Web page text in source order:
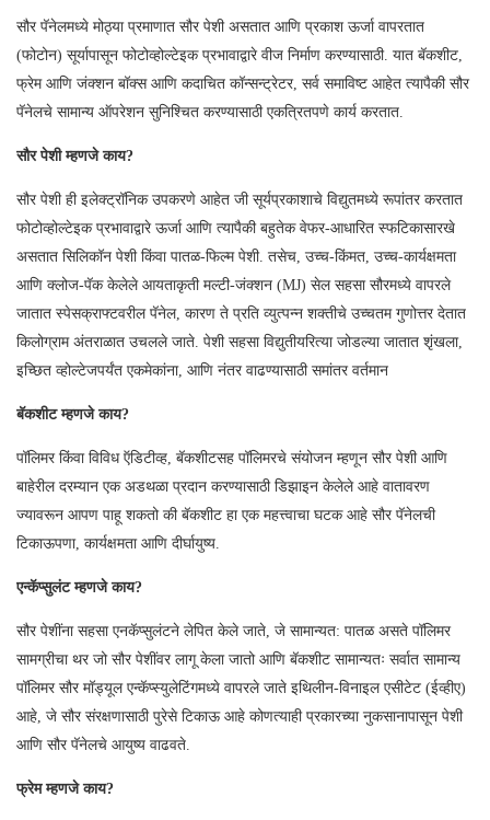
सौर पॅनेलमध्ये मोठ्या प्रमाणात सौर पेशी असतात आणि प्रकाश ऊर्जा वापरतात
(फोटोन) सूर्यापासून फोटोव्होल्टेइक प्रभावाद्वारे वीज निर्माण करण्यासाठी. यात बॅकशीट,
फ्रेम आणि जंक्शन बॉक्स आणि कदाचित कॉन्सन्ट्रेटर, सर्व समाविष्ट आहेत त्यापैकी सौर
पॅनेलचे सामान्य ऑपरेशन सुनिश्चित करण्यासाठी एकत्रितपणे कार्य करतात.
सौर पेशी म्हणजे काय?
सौर पेशी ही इलेक्ट्रॉनिक उपकरणे आहेत जी सूर्यप्रकाशाचे विद्युतमध्ये रूपांतर करतात
फोटोव्होल्टेइक प्रभावाद्वारे ऊर्जा आणि त्यापैकी बहुतेक वेफर-आधारित स्फटिकासारखे
असतात सिलिकॉन पेशी किंवा पातळ-फिल्म पेशी. तसेच, उच्च-किंमत, उच्च-कार्यक्षमता
आणि क्लोज-पॅक केलेले आयताकृती मल्टी-जंक्शन (MJ) सेल सहसा सौरमध्ये वापरले
जातात स्पेसक्राफ्टवरील पॅनेल, कारण ते प्रति व्युत्पन्न शक्तीचे उच्चतम गुणोत्तर देतात
किलोग्राम अंतराळात उचलले जाते. पेशी सहसा विद्युतीयरित्या जोडल्या जातात शृंखला,
इच्छित व्होल्टेजपर्यंत एकमेकांना, आणि नंतर वाढण्यासाठी समांतर वर्तमान
बॅकशीट म्हणजे काय?
पॉलिमर किंवा विविध ऍडिटीव्ह, बॅकशीटसह पॉलिमरचे संयोजन म्हणून सौर पेशी आणि
बाहेरील दरम्यान एक अडथळा प्रदान करण्यासाठी डिझाइन केलेले आहे वातावरण
ज्यावरून आपण पाहू शकतो की बॅकशीट हा एक महत्त्वाचा घटक आहे सौर पॅनेलची
टिकाऊपणा, कार्यक्षमता आणि दीर्घायुष्य.
एन्कॅप्सुलंट म्हणजे काय?
सौर पेशींना सहसा एनकॅप्सुलंटने लेपित केले जाते, जे सामान्यत: पातळ असते पॉलिमर
सामग्रीचा थर जो सौर पेशींवर लागू केला जातो आणि बॅकशीट सामान्यतः सर्वात सामान्य
पॉलिमर सौर मॉड्यूल एन्कॅप्स्युलेटिंगमध्ये वापरले जाते इथिलीन-विनाइल एसीटेट (ईव्हीए)
आहे, जे सौर संरक्षणासाठी पुरेसे टिकाऊ आहे कोणत्याही प्रकारच्या नुकसानापासून पेशी
आणि सौर पॅनेलचे आयुष्य वाढवते.
फ्रेम म्हणजे काय?